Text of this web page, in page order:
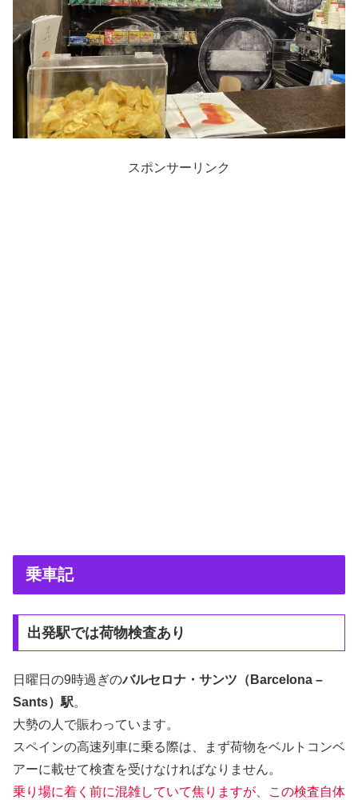
スポンサーリンク
乗車記
出発駅では荷物検査あり
日曜日の9時過ぎのバルセロナ・サンツ（Barcelona –
Sants）駅。
大勢の人で賑わっています。
スペインの高速列車に乗る際は、まず荷物をベルトコンベ
アーに載せて検査を受けなければなりません。
乗り場に着く前に混雑していて焦りますが、この検査自体